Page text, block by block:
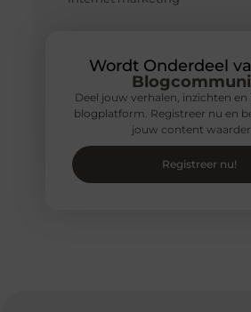
Wordt Onderdeel
Deel jouw verhalen, inzichten en
blogplatform. Registreer nu en
jouw content
Registreer nu!